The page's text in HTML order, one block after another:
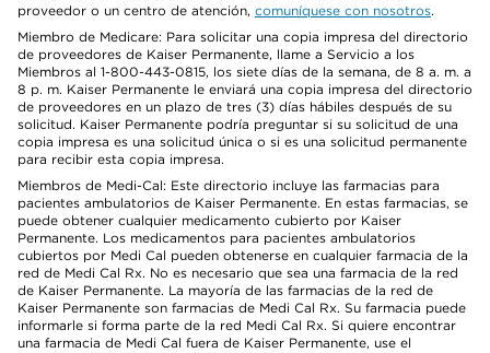
proveedor o un centro de atención, comuníquese con nosotros.
Miembro de Medicare: Para solicitar una copia impresa del directorio
de proveedores de Kaiser Permanente, llame a Servicio a los
Miembros al 1-800-443-0815, los siete días de la semana, de 8 a. m. a
8 p. m. Kaiser Permanente le enviará una copia impresa del directorio
de proveedores en un plazo de tres (3) días hábiles después de su
solicitud. Kaiser Permanente podría preguntar si su solicitud de una
copia impresa es una solicitud única o si es una solicitud permanente
para recibir esta copia impresa.
Miembros de Medi-Cal: Este directorio incluye las farmacias para
pacientes ambulatorios de Kaiser Permanente. En estas farmacias, se
puede obtener cualquier medicamento cubierto por Kaiser
Permanente. Los medicamentos para pacientes ambulatorios
cubiertos por Medi Cal pueden obtenerse en cualquier farmacia de la
red de Medi Cal Rx. No es necesario que sea una farmacia de la red
de Kaiser Permanente. La mayoría de las farmacias de la red de
Kaiser Permanente son farmacias de Medi Cal Rx. Su farmacia puede
informarle si forma parte de la red Medi Cal Rx. Si quiere encontrar
una farmacia de Medi Cal fuera de Kaiser Permanente, use el